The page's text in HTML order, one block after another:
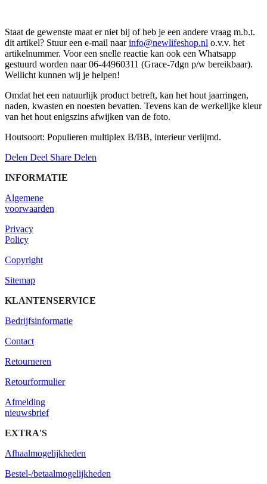
Staat de gewenste maat er niet bij of heb je een andere vraag m.b.t.
dit artikel? Stuur een e-mail naarinfo@newlifeshop.nl o.v.v. het
artikelnummer. Voor een snelle reactie kan ook een Whatsapp
gestuurd worden naar 06-44960311 (Grace-7dgn p/w bereikbaar).
Wellicht kunnen wij je helpen!
Omdat het een natuurlijk product betreft, kan het hout jaarringen,
naden, kwasten en noesten bevatten. Tevens kan de werkelijke kleur
van het hout enigszins afwijken van de foto.
Houtsoort: Populieren multiplex B/BB, interieur verlijmd.
Delen Deel Share Delen
INFORMATIE
Algemene
voorwaarden
Privacy
Policy
Copyright
Sitemap
KLANTENSERVICE
Bedrijfsinformatie
Contact
Retourneren
Retourformulier
Afmelding
nieuwsbrief
EXTRA'S
Afhaalmogelijkheden
Bestel-/betaalmogelijkheden